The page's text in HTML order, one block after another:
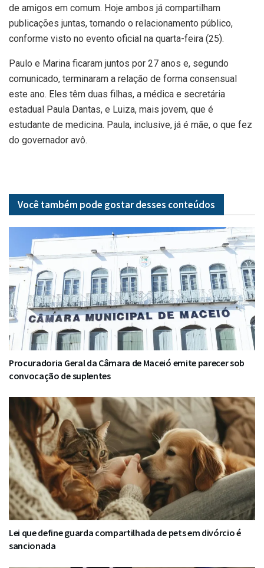
de amigos em comum. Hoje ambos já compartilham
publicações juntas, tornando o relacionamento público,
conforme visto no evento oficial na quarta-feira (25).
Paulo e Marina ficaram juntos por 27 anos e, segundo
comunicado, terminaram a relação de forma consensual
este ano. Eles têm duas filhas, a médica e secretária
estadual Paula Dantas, e Luiza, mais jovem, que é
estudante de medicina. Paula, inclusive, já é mãe, o que fez
do governador avô.
Você também pode gostar desses conteúdos
Procuradoria Geral da Câmara de Maceió emite parecer sob
convocação de suplentes
Lei que define guarda compartilhada de pets em divórcio é
sancionada